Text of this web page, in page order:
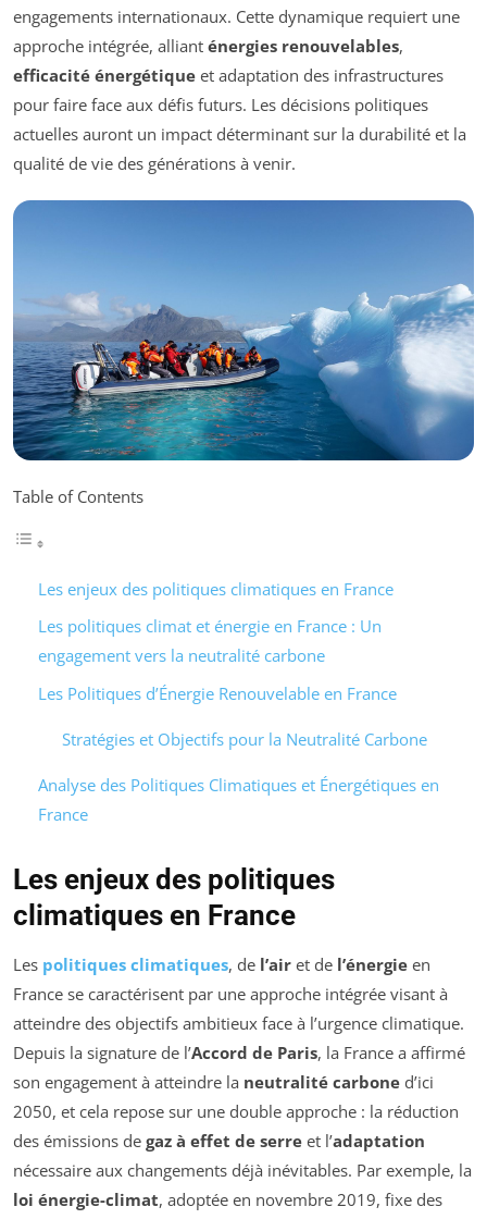
engagements internationaux. Cette dynamique requiert une
approche intégrée, alliant énergies renouvelables,
efficacité énergétique et adaptation des infrastructures
pour faire face aux défis futurs. Les décisions politiques
actuelles auront un impact déterminant sur la durabilité et la
qualité de vie des générations à venir.
Table of Contents
Les enjeux des politiques climatiques en France
Les politiques climat et énergie en France : Un
engagement vers la neutralité carbone
Les Politiques d’Énergie Renouvelable en France
Stratégies et Objectifs pour la Neutralité Carbone
Analyse des Politiques Climatiques et Énergétiques en
France
Les enjeux des politiques
climatiques en France
Les politiques climatiques, de l’air et de l’énergie en
France se caractérisent par une approche intégrée visant à
atteindre des objectifs ambitieux face à l’urgence climatique.
Depuis la signature de l’Accord de Paris, la France a affirmé
son engagement à atteindre la neutralité carbone d’ici
2050, et cela repose sur une double approche : la réduction
des émissions de gaz à effet de serre et l’adaptation
nécessaire aux changements déjà inévitables. Par exemple, la
loi énergie-climat, adoptée en novembre 2019, fixe des